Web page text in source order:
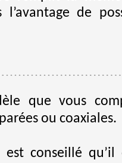
de
que vous
ou coaxiales.
conseillé qu’il